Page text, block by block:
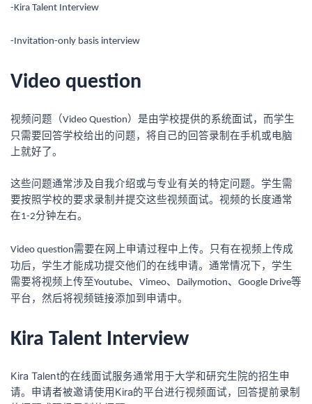
-Kira Talent Interview
-Invitation-only basis interview
Video question
视频问题（Video Question ） 是由学校提供的系统面试， 而学生
只需要回答学校给出的问题，将自己的回答录制在手机或电脑
上就好了。
这些问题通常涉及自我介绍或与专业有关的特定问题。学生需
要按照学校的要求录制并提交这些视频面试。视频的长度通常
在1-2分钟左右。
Video question需要在 网上申请过程中上传。只有在视频上传成
功后，学生才能成功提交他们的在线申请。 通常情况下，学生
需要将视频上传至Youtube、 Vimeo、 Dailymotion、 Google Drive等
平台，然后将视频链接添加到申请中。
Kira Talent Interview
Kira Talent的在线面试服务通常用于大学和研究生院的招生申
请。申请者被邀请使用 Kira的平台进行视频面试，回答提前录制